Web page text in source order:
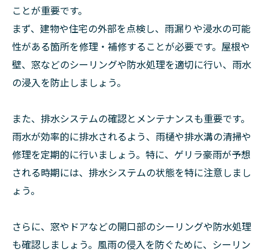
ことが重要です。
まず、建物や住宅の外部を点検し、雨漏りや浸水の可能
性がある箇所を修理・補修することが必要です。屋根や
壁、窓などのシーリングや防水処理を適切に行い、雨水
の浸入を防止しましょう。
また、排水システムの確認とメンテナンスも重要です。
雨水が効率的に排水されるよう、雨樋や排水溝の清掃や
修理を定期的に行いましょう。特に、ゲリラ豪雨が予想
される時期には、排水システムの状態を特に注意しまし
ょう。
さらに、窓やドアなどの開口部のシーリングや防水処理
も確認しましょう。風雨の侵入を防ぐために、シーリン